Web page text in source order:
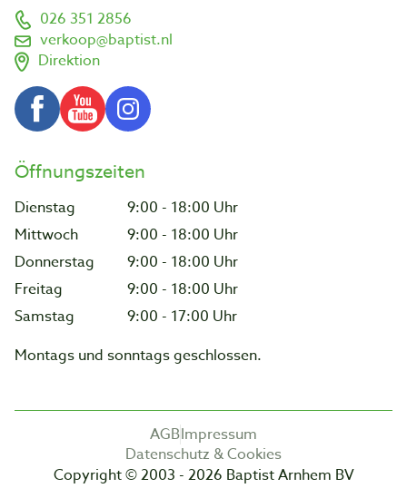
026 351 2856
verkoop@baptist.nl
Direktion
Öffnungszeiten
Dienstag
9:00 - 18:00 Uhr
Mittwoch
9:00 - 18:00 Uhr
Donnerstag
9:00 - 18:00 Uhr
Freitag
9:00 - 18:00 Uhr
Samstag
9:00 - 17:00 Uhr
Montags und sonntags geschlossen.
AGBImpressum
Datenschutz & Cookies
Copyright © 2003 - 2026 Baptist Arnhem BV